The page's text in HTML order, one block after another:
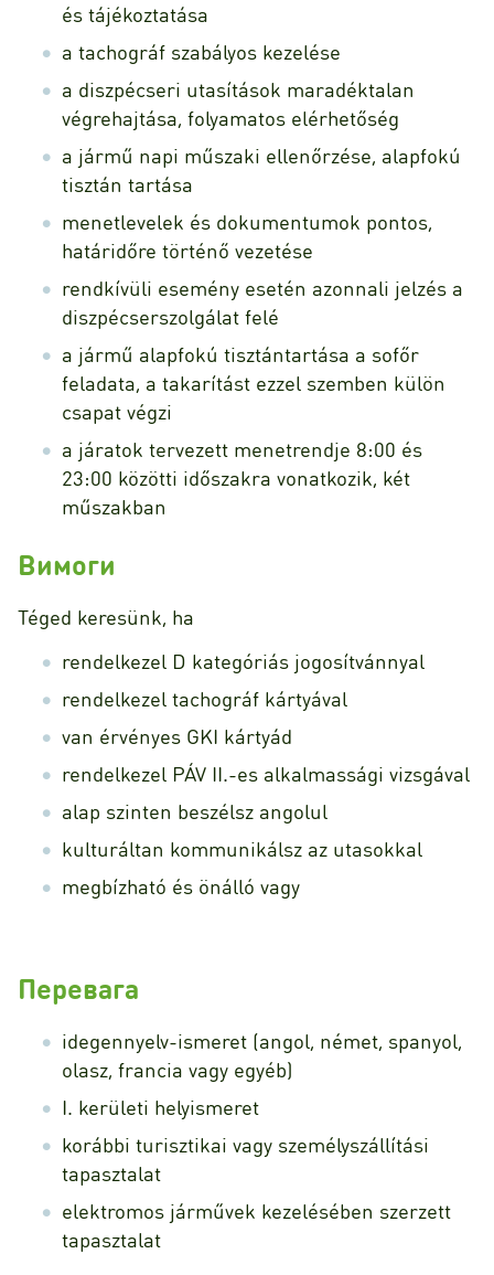
és tájékoztatása
a tachográf szabályos kezelése
a diszpécseri utasítások maradéktalan
végrehajtása, folyamatos elérhetőség
a jármű napi műszaki ellenőrzése, alapfokú
tisztán tartása
menetlevelek és dokumentumok pontos,
határidőre történő vezetése
rendkívüli esemény esetén azonnali jelzés a
diszpécserszolgálat felé
a jármű alapfokú tisztántartása a sofőr
feladata, a takarítást ezzel szemben külön
csapat végzi
a járatok tervezett menetrendje 8:00 és
23:00 közötti időszakra vonatkozik, két
műszakban
Вимоги
Téged keresünk, ha
rendelkezel D kategóriás jogosítvánnyal
rendelkezel tachográf kártyával
van érvényes GKI kártyád
rendelkezel PÁV II.-es alkalmassági vizsgával
alap szinten beszélsz angolul
kulturáltan kommunikálsz az utasokkal
megbízható és önálló vagy
Перевага
idegennyelv-ismeret (angol, német, spanyol,
olasz, francia vagy egyéb)
I. kerületi helyismeret
korábbi turisztikai vagy személyszállítási
tapasztalat
elektromos járművek kezelésében szerzett
tapasztalat